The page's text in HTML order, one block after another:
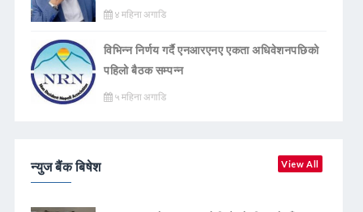
४ महिना अगाडि
विभिन्न निर्णय गर्दै एनआरएनए एकता अधिवेशनपछिको
पहिलो बैठक सम्पन्न
५ महिना अगाडि
न्युज बैंक बिषेश View All